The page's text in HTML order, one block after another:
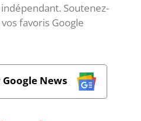
Soutenez-
favoris Google
News